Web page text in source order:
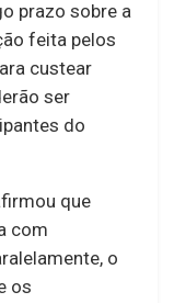
prazo sobre a
feita pelos
custear
ser
do
que
com
o
os